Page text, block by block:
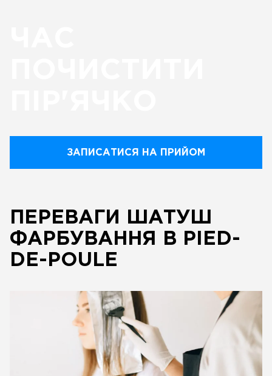
ЗАПИСАТИСЯ НА ПРИЙОМ
ПЕРЕВАГИ ШАТУШ
ФАРБУВАННЯ В PIED-
DE-POULE